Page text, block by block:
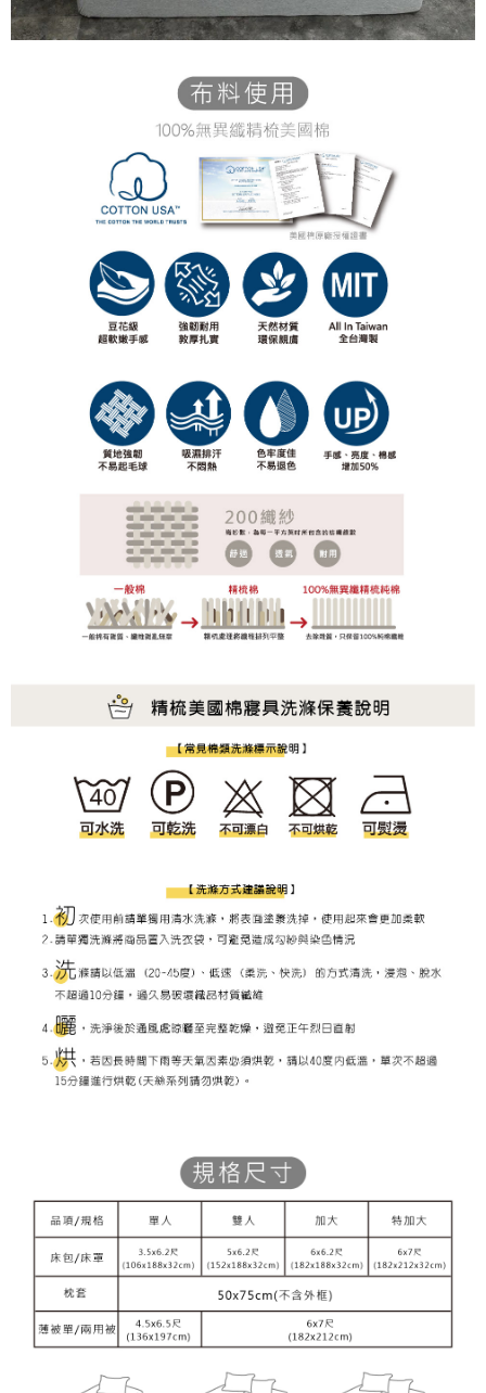
「AFTEE先享後付」，若未經同意申辦者引起之損失，本公司不負相關責
任。
５．嚴禁一人註冊多個帳號或使用他人資訊註冊。若發現惡意使用之情形，
恩沛科技股份有限公司將有權停止該用戶之使用額度並採取法律行動。